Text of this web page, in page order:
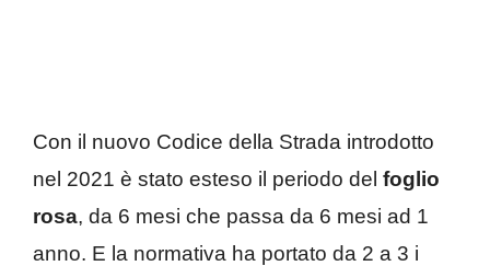
Con il nuovo Codice della Strada introdotto
nel 2021 è stato esteso il periodo del foglio
rosa, da 6 mesi che passa da 6 mesi ad 1
anno. E la normativa ha portato da 2 a 3 i